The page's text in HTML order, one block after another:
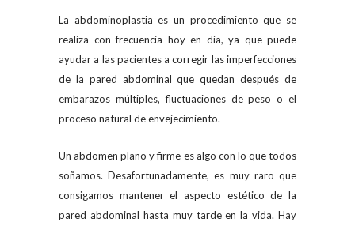
La abdominoplastia es un procedimiento que se
realiza con frecuencia hoy en día, ya que puede
ayudar a las pacientes a corregir las imperfecciones
de la pared abdominal que quedan después de
embarazos múltiples, fluctuaciones de peso o el
proceso natural de envejecimiento.
Un abdomen plano y firme es algo con lo que todos
soñamos. Desafortunadamente, es muy raro que
consigamos mantener el aspecto estético de la
pared abdominal hasta muy tarde en la vida. Hay